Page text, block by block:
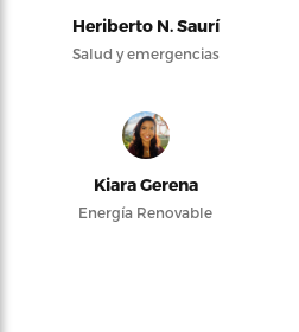
Heriberto N. Saurí
Salud y emergencias
Kiara Gerena
Energía Renovable